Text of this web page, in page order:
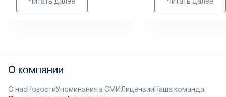
О компании
О насНовостиУпоминания в СМИЛицензииНаша команда